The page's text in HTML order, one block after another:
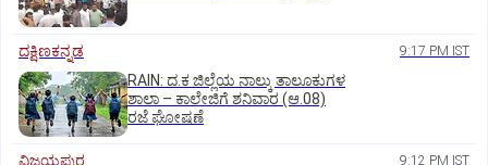
ದಕ್ಷಿಣಕನ್ನಡ 9:17 PM IST
RAIN: ದ.ಕ ಜಿಲ್ಲೆಯ ನಾಲ್ಕು ತಾಲೂಕುಗಳ
ಶಾಲಾ – ಕಾಲೇಜಿಗೆ ಶನಿವಾರ (ಆ.08)
ರಜೆ ಘೋಷಣೆ
ವಿಜಯಪುರ 9:12 PM IST